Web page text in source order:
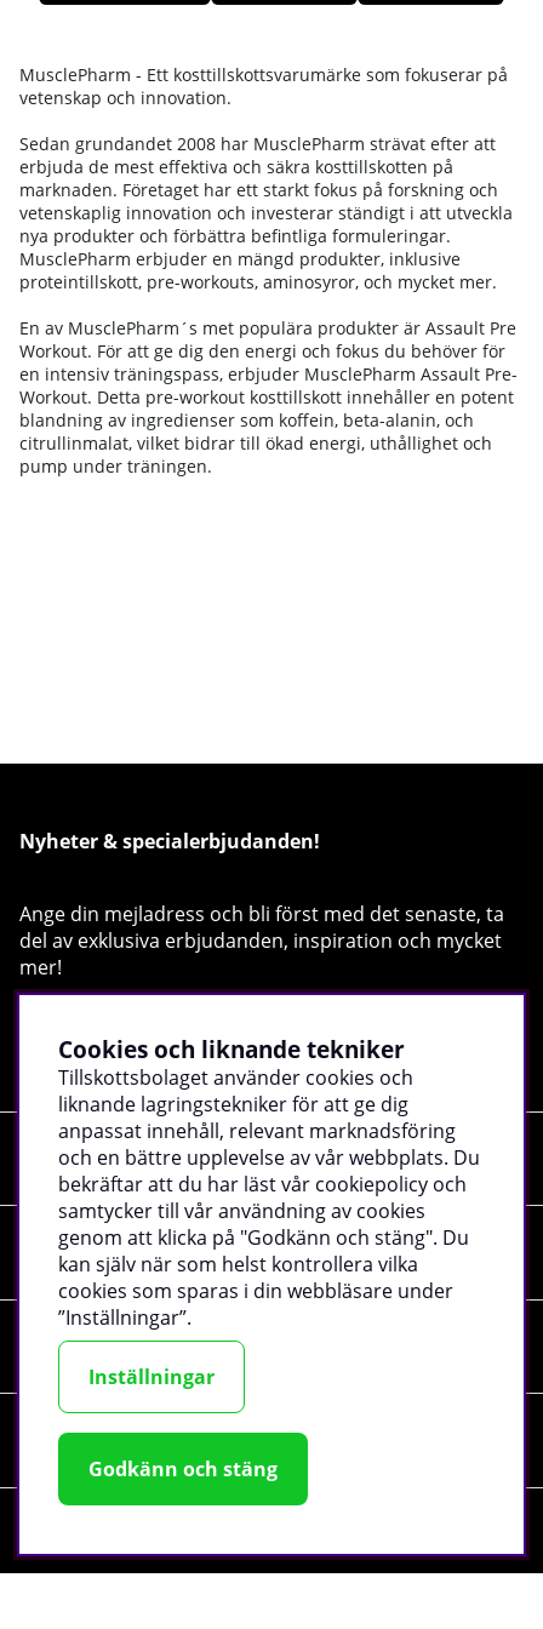
MusclePharm - Ett kosttillskottsvarumärke som fokuserar på
vetenskap och innovation.
Sedan grundandet 2008 har MusclePharm strävat efter att
erbjuda de mest effektiva och säkra kosttillskotten på
marknaden. Företaget har ett starkt fokus på forskning och
vetenskaplig innovation och investerar ständigt i att utveckla
nya produkter och förbättra befintliga formuleringar.
MusclePharm erbjuder en mängd produkter, inklusive
proteintillskott, pre-workouts, aminosyror, och mycket mer.
En av MusclePharm´s met populära produkter är Assault Pre
Workout. För att ge dig den energi och fokus du behöver för
en intensiv träningspass, erbjuder MusclePharm Assault Pre-
Workout. Detta pre-workout kosttillskott innehåller en potent
blandning av ingredienser som koffein, beta-alanin, och
citrullinmalat, vilket bidrar till ökad energi, uthållighet och
pump under träningen.
Nyheter & specialerbjudanden!
Ange din mejladress och bli först med det senaste, ta
del av exklusiva erbjudanden, inspiration och mycket
mer!
Shopping
Information
Sociala medier
Företagsuppgifter
Cookies och liknande tekniker
Tillskottsbolaget använder cookies och
liknande lagringstekniker för att ge dig
anpassat innehåll, relevant marknadsföring
och en bättre upplevelse av vår webbplats. Du
bekräftar att du har läst vår cookiepolicy och
samtycker till vår användning av cookies
genom att klicka på "Godkänn och stäng". Du
kan själv när som helst kontrollera vilka
cookies som sparas i din webbläsare under
”Inställningar”.
Inställningar
Godkänn och stäng